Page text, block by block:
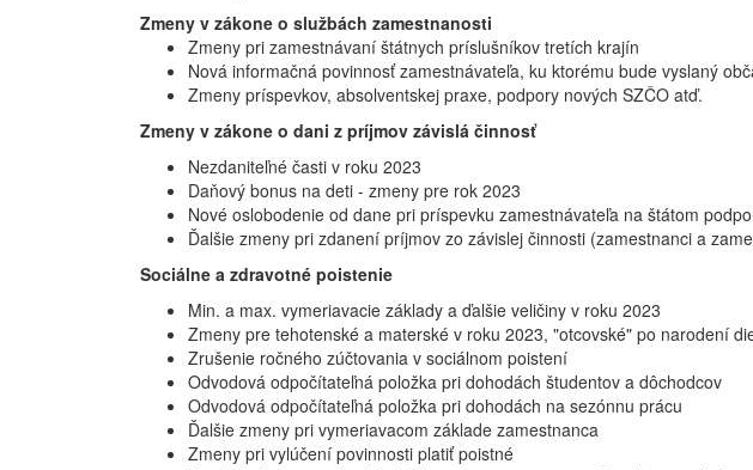
Zmeny v zákone o službách zamestnanosti
Zmeny pri zamestnávaní štátnych príslušníkov tretích krajín
Nová informačná povinnosť zamestnávateľa, ku ktorému bude vyslaný
Zmeny príspevkov, absolventskej praxe, podpory nových SZČO atď.
Zmeny v zákone o dani z príjmov závislá činnosť
Nezdaniteľné časti v roku 2023
Daňový bonus na deti - zmeny pre rok 2023
Nové oslobodenie od dane pri príspevku zamestnávateľa na štátom
Ďalšie zmeny pri zdanení príjmov zo závislej činnosti (zamestnanci a
Sociálne a zdravotné poistenie
Min. a max. vymeriavacie základy a ďalšie veličiny v roku 2023
Zmeny pre tehotenské a materské v roku 2023, "otcovské" po narodení
Zrušenie ročného zúčtovania v sociálnom poistení
Odvodová odpočítateľná položka pri dohodách študentov a dôchodcov
Odvodová odpočítateľná položka pri dohodách na sezónnu prácu
Ďalšie zmeny pri vymeriavacom základe zamestnanca
Zmeny pri vylúčení povinnosti platiť poistné